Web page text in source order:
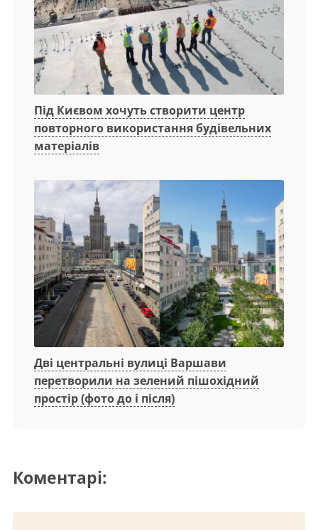
Під Києвом хочуть створити центр
повторного використання будівельних
матеріалів
Дві центральні вулиці Варшави
перетворили на зелений пішохідний
простір (фото до і після)
Коментарі: